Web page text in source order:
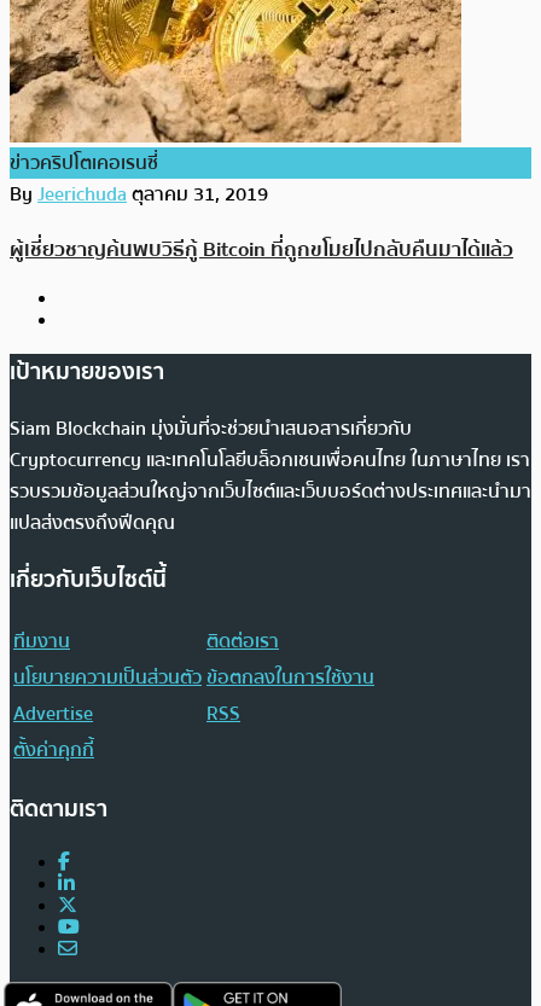
ข่าวคริปโตเคอเรนซี่
ByJeerichudaตุลาคม 31, 2019
ผู้เชี่ยวชาญค้นพบวิธีกู้ Bitcoin ที่ถูกขโมยไปกลับคืนมาได้แล้ว
เป้าหมายของเรา
Siam Blockchain มุ่งมั่นที่จะช่วยนำเสนอสารเกี่ยวกับ
Cryptocurrency และเทคโนโลยีบล็อกเชนเพื่อคนไทย ในภาษาไทย เรา
รวบรวมข้อมูลส่วนใหญ่จากเว็บไซต์และเว็บบอร์ดต่างประเทศและนำมา
แปลส่งตรงถึงฟีดคุณ
เกี่ยวกับเว็บไซต์นี้
ทีมงาน
ติดต่อเรา
นโยบายความเป็นส่วนตัวข้อตกลงในการใช้งาน
Advertise
RSS
ตั้งค่าคุกกี้
ติดตามเรา